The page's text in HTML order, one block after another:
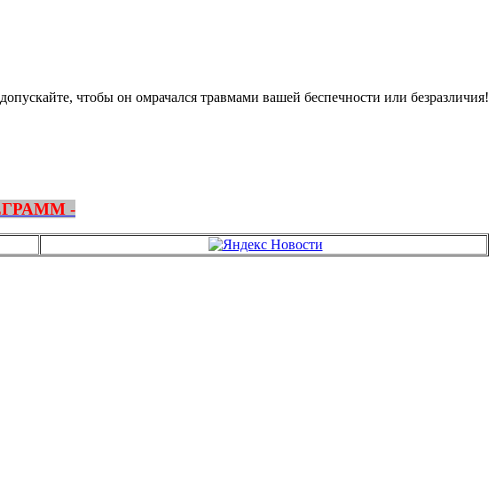
чтобы он омрачался травмами вашей беспечности или безразличия!
-